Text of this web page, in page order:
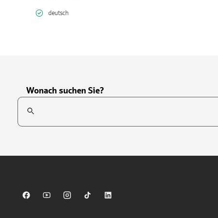
deutsch
Wonach suchen Sie?
Suchfeld
Sparkasse auf Facebook
Sparkasse auf Youtube
Sparkasse auf Instagram
Sparkasse auf TikTok
Sparkasse auf LinkedIn